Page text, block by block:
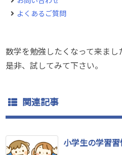
よくあるご質問
数学を勉強したくなって来まし
是非、試してみて下さい。
関連記事
小学生の学習